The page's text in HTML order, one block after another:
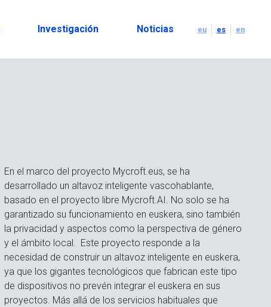
Investigación Noticias eu es en
En el marco del proyecto Mycroft.eus, se ha
desarrollado un altavoz inteligente vascohablante,
basado en el proyecto libre Mycroft.AI. No solo se ha
garantizado su funcionamiento en euskera, sino también
la privacidad y aspectos como la perspectiva de género
y el ámbito local. Este proyecto responde a la
necesidad de construir un altavoz inteligente en euskera,
ya que los gigantes tecnológicos que fabrican este tipo
de dispositivos no prevén integrar el euskera en sus
proyectos. Más allá de los servicios habituales que